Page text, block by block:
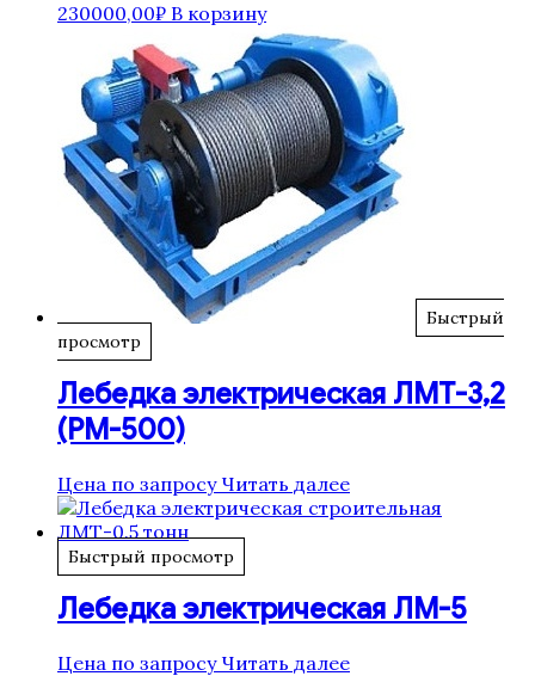
230000,00₽ В корзину
Быстрый
просмотр
Лебедка электрическая ЛМТ-3,2
(РМ-500)
Цена по запросу Читать далее
Быстрый просмотр
Лебедка электрическая ЛМ-5
Цена по запросу Читать далее